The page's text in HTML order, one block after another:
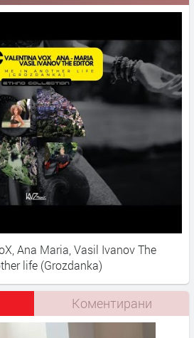
Ana Maria, Vasil Ivanov The
life (Grozdanka)
Коментирани